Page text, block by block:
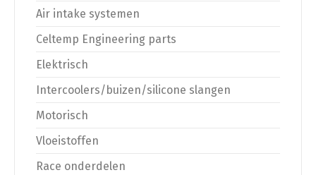
Air intake systemen
Celtemp Engineering parts
Elektrisch
Intercoolers/buizen/silicone slangen
Motorisch
Vloeistoffen
Race onderdelen